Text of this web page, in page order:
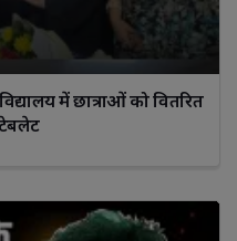
में छात्राओं को वितरित